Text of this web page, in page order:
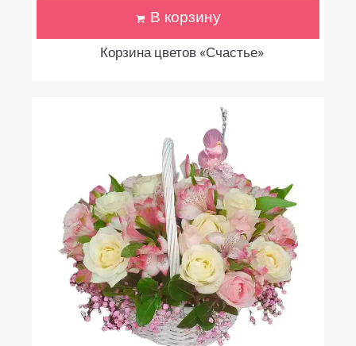
Корзина цветов «Счастье»
В корзину